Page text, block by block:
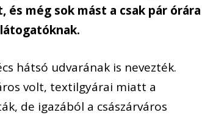
még sok mást a csak pár órára
hátsó udvarának is nevezték.
volt, textilgyárai miatt a
de igazából a császárváros